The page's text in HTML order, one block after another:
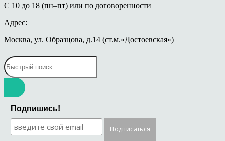
С 10 до 18 (пн–пт) или по договоренности
Адрес:
Москва, ул. Образцова, д.14 (ст.м.»Достоевская»)
Подпишись!